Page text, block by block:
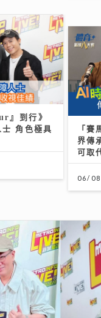
』到行》
士 角色極具
「賽
界傳
可
06/
顧
台灣
教
28/